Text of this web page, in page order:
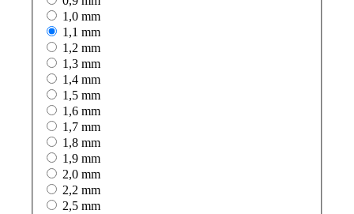
1,0 mm
1,1 mm
1,2 mm
1,3 mm
1,4 mm
1,5 mm
1,6 mm
1,7 mm
1,8 mm
1,9 mm
2,0 mm
2,2 mm
2,5 mm